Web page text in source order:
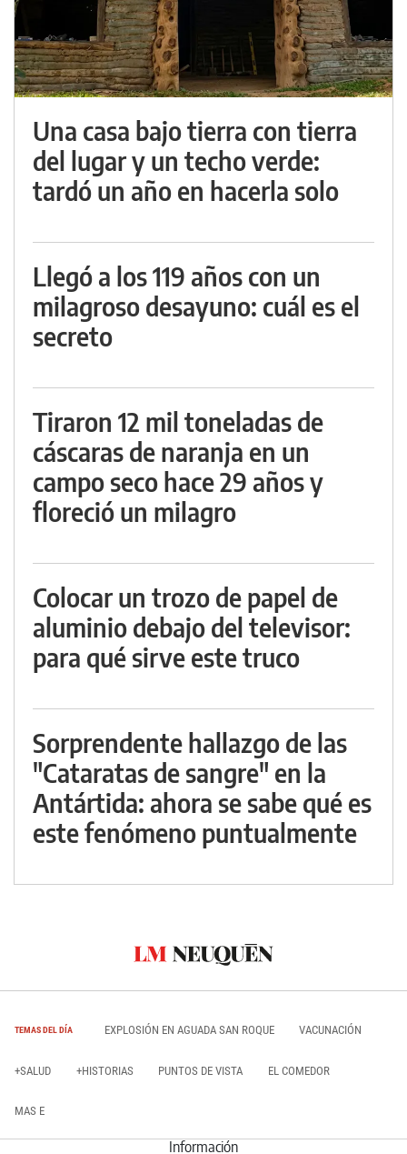
Una casa bajo tierra con tierra
del lugar y un techo verde:
tardó un año en hacerla solo
Llegó a los 119 años con un
milagroso desayuno: cuál es el
secreto
Tiraron 12 mil toneladas de
cáscaras de naranja en un
campo seco hace 29 años y
floreció un milagro
Colocar un trozo de papel de
aluminio debajo del televisor:
para qué sirve este truco
Sorprendente hallazgo de las
"Cataratas de sangre" en la
Antártida: ahora se sabe qué es
este fenómeno puntualmente
TEMAS DEL DÍA EXPLOSIÓN EN AGUADA SAN ROQUE VACUNACIÓN
+SALUD +HISTORIAS PUNTOS DE VISTA EL COMEDOR
MAS E
Información